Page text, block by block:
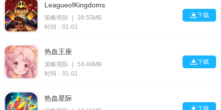
LeagueofKingdoms
策略塔防
39.55MB
时间：01-01
下载
热血王座
策略塔防
53.49MB
时间：01-01
下载
热血星际
下载